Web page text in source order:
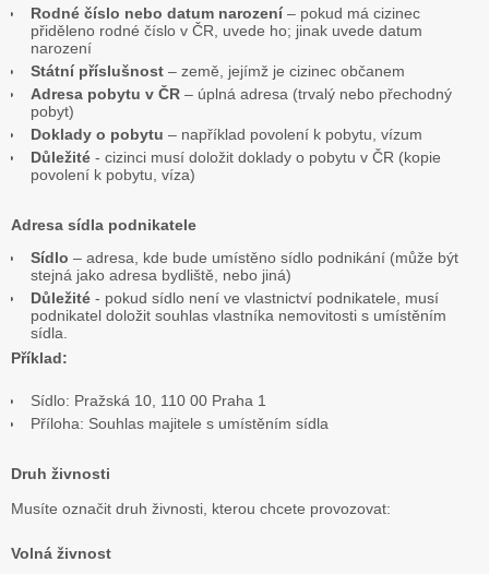
Rodné číslo nebo datum narození– pokud má cizinec
přiděleno rodné číslo v ČR, uvede ho; jinak uvede datum
narození
Státní příslušnost – země, jejímž je cizinec občanem
Adresa pobytu v ČR – úplná adresa (trvalý nebo přechodný
pobyt)
Doklady o pobytu – například povolení k pobytu, vízum
Důležité - cizinci musí doložit doklady o pobytu v ČR (kopie
povolení k pobytu, víza)
Adresa sídla podnikatele
Sídlo – adresa, kde bude umístěno sídlo podnikání (může být
stejná jako adresa bydliště, nebo jiná)
Důležité - pokud sídlo není ve vlastnictví podnikatele, musí
podnikatel doložit souhlas vlastníka nemovitosti s umístěním
sídla.
Příklad:
Sídlo: Pražská 10, 110 00 Praha 1
Příloha: Souhlas majitele s umístěním sídla
Druh živnosti
Musíte označit druh živnosti, kterou chcete provozovat:
Volná živnost